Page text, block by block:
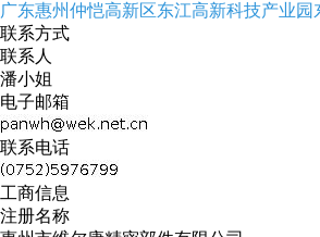
广东惠州仲恺高新区东江高新科技产业
联系方式
联系人
潘小姐
电子邮箱
联系电话
工商信息
注册名称